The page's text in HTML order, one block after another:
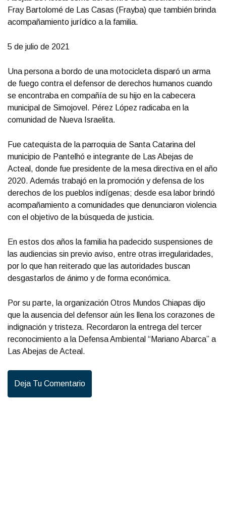
Fray Bartolomé de Las Casas (Frayba) que también brinda
acompañamiento jurídico a la familia.
5 de julio de 2021
Una persona a bordo de una motocicleta disparó un arma
de fuego contra el defensor de derechos humanos cuando
se encontraba en compañía de su hijo en la cabecera
municipal de Simojovel. Pérez López radicaba en la
comunidad de Nueva Israelita.
Fue catequista de la parroquia de Santa Catarina del
municipio de Pantelhó e integrante de Las Abejas de
Acteal, donde fue presidente de la mesa directiva en el año
2020. Además trabajó en la promoción y defensa de los
derechos de los pueblos indígenas; desde esa labor brindó
acompañamiento a comunidades que denunciaron violencia
con el objetivo de la búsqueda de justicia.
En estos dos años la familia ha padecido suspensiones de
las audiencias sin previo aviso, entre otras irregularidades,
por lo que han reiterado que las autoridades buscan
desgastarlos de ánimo y de forma económica.
Por su parte, la organización Otros Mundos Chiapas dijo
que la ausencia del defensor aún les llena los corazones de
indignación y tristeza. Recordaron la entrega del tercer
reconocimiento a la Defensa Ambiental “Mariano Abarca” a
Las Abejas de Acteal.
Deja Tu Comentario